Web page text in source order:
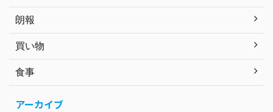
朗報
買い物
食事
アーカイブ